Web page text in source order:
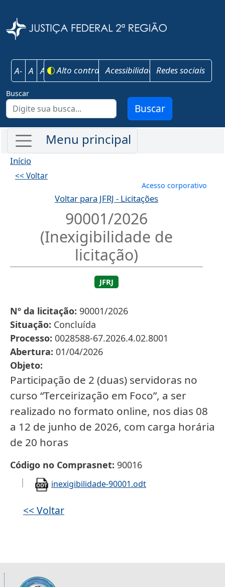
A- A A+ Alto contrasteAcessibilidadeRedes sociais
Buscar
Buscar
Início
<< Voltar
Menu de
Acesso corporativo
Voltar para JFRJ - Licitações
90001/2026
(Inexigibilidade de
licitação)
JFRJ
Nº da licitação 90001/2026
Situação Concluída
Processo 0028588-67.2026.4.02.8001
Abertura 01/04/2026
Objeto
Participação de 2 (duas) servidoras no
curso “Terceirização em Foco”, a ser
realizado no formato online, nos dias 08
a 12 de junho de 2026, com carga horária
de 20 horas
Código no Comprasnet 90016
inexigibilidade-90001.odt
<< Voltar
Informações úteis sobre os órgãos da 2ª
Imagem